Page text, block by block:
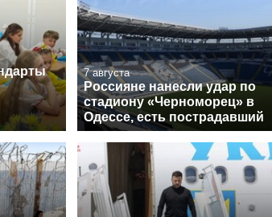
7 августа
Россияне нанесли удар по
стадиону «Черноморец» в
Одессе, есть пострадавший